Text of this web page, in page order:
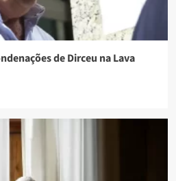
de Dirceu na Lava